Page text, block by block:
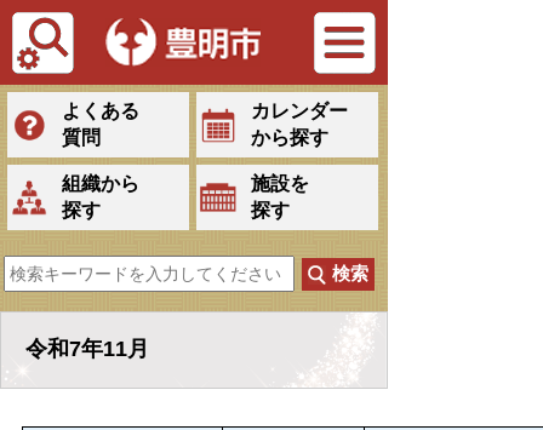
Tiếng Việt
よくある
質問
カレンダー
から探す
組織から
探す
施設を
探す
令和7年11月